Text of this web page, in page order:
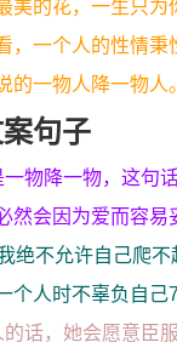
美的花，一生只
，一个人的性情
的一物人降一物人。
句子
物降一物，这句
然会因为爱而容
绝不允许自己爬
个人时不辜负自己
话，她会愿意臣